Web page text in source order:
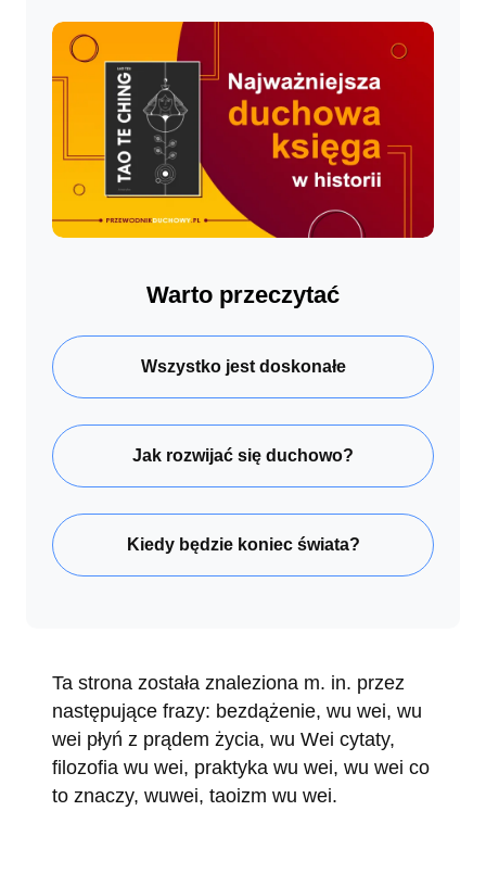
Warto przeczytać
Wszystko jest doskonałe
Jak rozwijać się duchowo?
Kiedy będzie koniec świata?
Ta strona została znaleziona m. in. przez
następujące frazy: bezdążenie, wu wei, wu
wei płyń z prądem życia, wu Wei cytaty,
filozofia wu wei, praktyka wu wei, wu wei co
to znaczy, wuwei, taoizm wu wei.